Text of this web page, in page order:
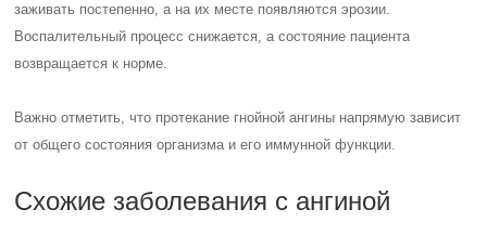
заживать постепенно, а на их месте появляются эрозии.
Воспалительный процесс снижается, а состояние пациента
возвращается к норме.
Важно отметить, что протекание гнойной ангины напрямую зависит
от общего состояния организма и его иммунной функции.
Схожие заболевания с ангиной